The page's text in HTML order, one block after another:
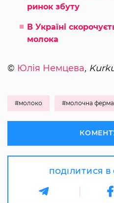
ринок збуту
В Україні
молока
© Юлія Немцева,
#молоко #молочна ферма
ПОДІЛИТИСЯ